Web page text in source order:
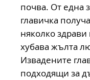
почва. От една
главичка
няколко здрави
хубава жълта
Извадените
подходящи за